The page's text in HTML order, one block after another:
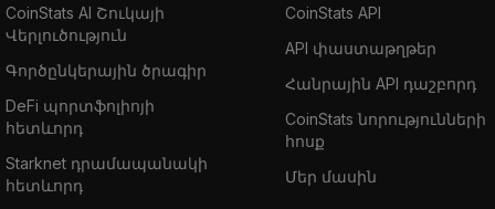
CoinStats AI Շուկայի
Վերլուծություն
Գործընկերային ծրագիր
DeFi պորտֆոլիոյի
հետևորդ
Starknet դրամապանակի
հետևորդ
CoinStats API
API փաստաթղթեր
Հանրային API դաշբորդ
CoinStats նորությունների
հոսք
Մեր մասին